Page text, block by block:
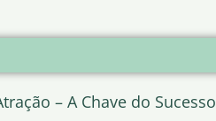
– A Chave do Sucesso